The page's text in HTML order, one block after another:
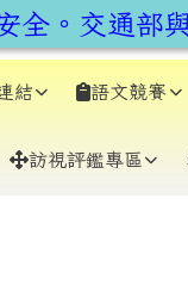
。交通部與
結 語文競賽
訪視評鑑專區